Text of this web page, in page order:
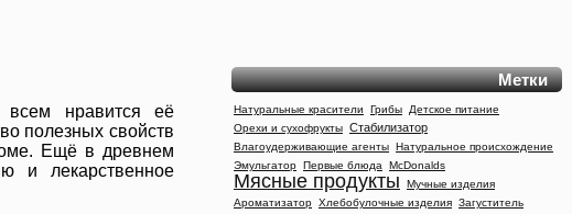
Метки
Натуральные красители Грибы
Детское питание
Орехи и сухофрукты Стабилизатор
Влагоудерживающие агенты Натуральное происхождение
Эмульгатор Первые блюда McDonalds
Мясные продукты
Мучные изделия
Ароматизатор Хлебобулочные изделия Загуститель
всем нравится её
полезных свойств
Ещё в древнем
и лекарственное